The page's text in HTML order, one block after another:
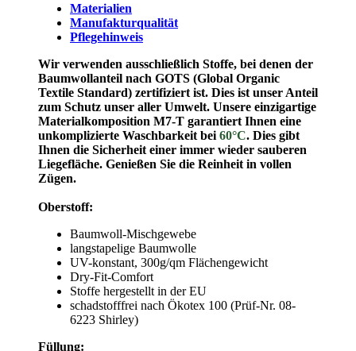
Materialien
Manufakturqualität
Pflegehinweis
Wir verwenden ausschließlich Stoffe, bei denen der
Baumwollanteil nach GOTS (Global Organic
Textile Standard) zertifiziert ist. Dies ist unser Anteil
zum Schutz unser aller Umwelt. Unsere einzigartige
Materialkomposition M7-T garantiert Ihnen eine
unkomplizierte Waschbarkeit bei 60°C. Dies gibt
Ihnen die Sicherheit einer immer wieder sauberen
Liegefläche. Genießen Sie die Reinheit in vollen
Zügen.
Oberstoff:
Baumwoll-Mischgewebe
langstapelige Baumwolle
UV-konstant, 300g/qm Flächengewicht
Dry-Fit-Comfort
Stoffe hergestellt in der EU
schadstofffrei nach Ökotex 100 (Prüf-Nr. 08-
6223 Shirley)
Füllung: